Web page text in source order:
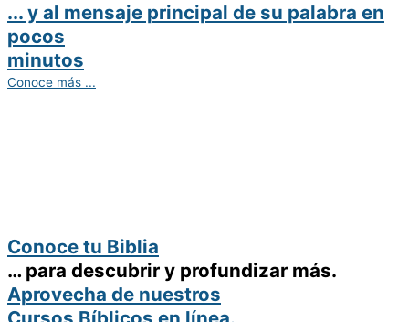
... y al mensaje principal de su palabra en
pocos
minutos
Conoce más ...
Conoce tu Biblia
… para descubrir y profundizar más.
Aprovecha de nuestros